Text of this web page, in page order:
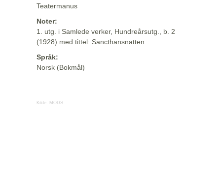
Teatermanus
Noter:
1. utg. i Samlede verker, Hundreårsutg., b. 2
(1928) med tittel: Sancthansnatten
Språk:
Norsk (Bokmål)
Kilde: MODS